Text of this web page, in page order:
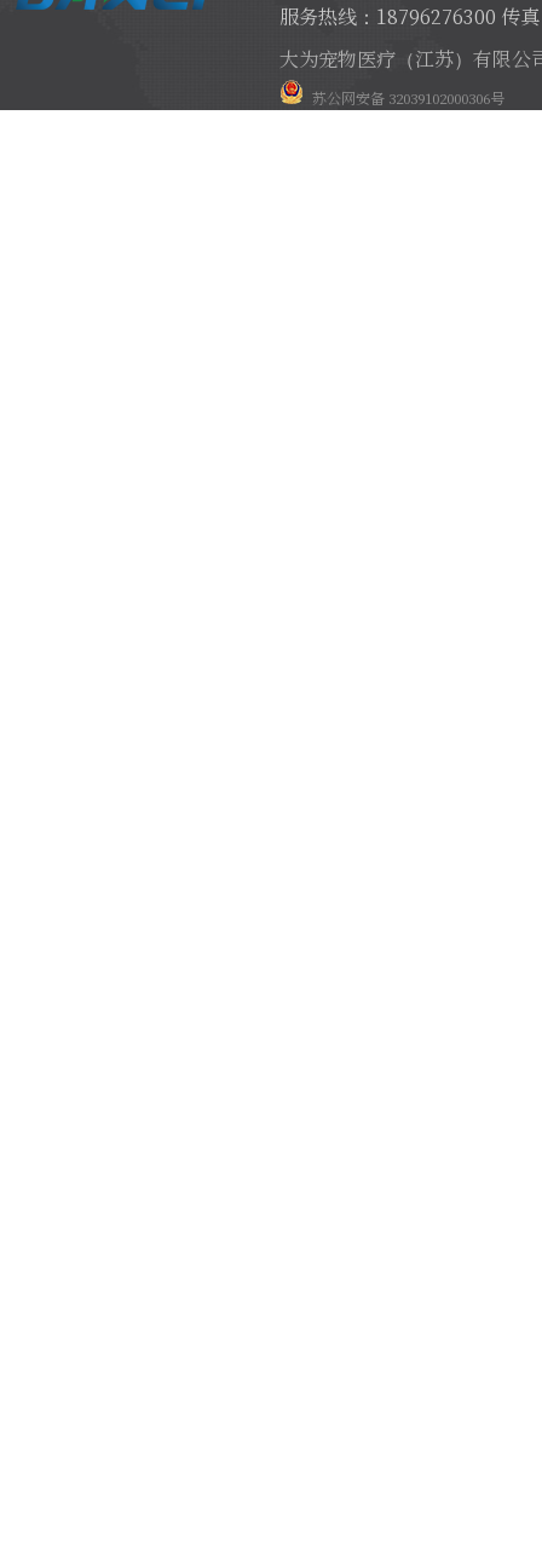
服务热线：18796276300 传
大为宠物医疗（江苏）有限公
苏公网安备 32039102000306号